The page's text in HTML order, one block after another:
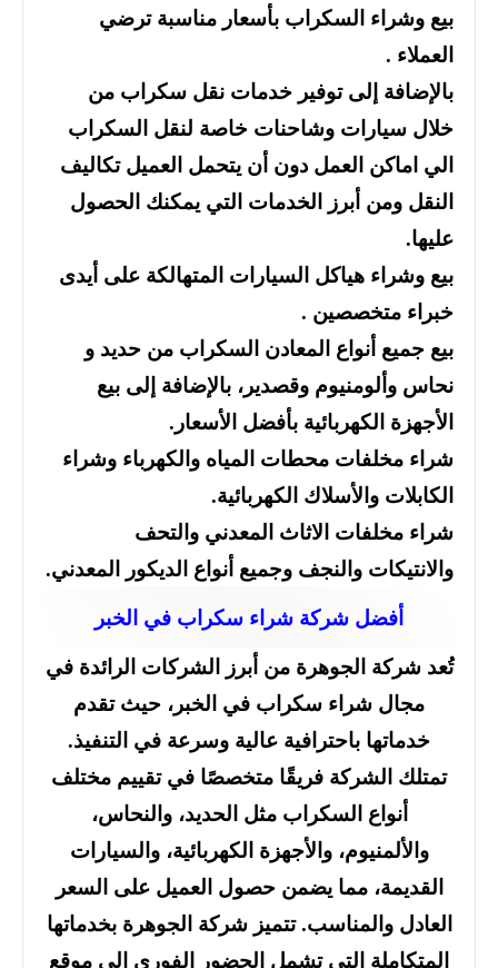
بيع وشراء السكراب بأسعار مناسبة ترضي
العملاء .
بالإضافة إلى توفير خدمات نقل سكراب من
خلال سيارات وشاحنات خاصة لنقل السكراب
الي اماكن العمل دون أن يتحمل العميل تكاليف
النقل ومن أبرز الخدمات التي يمكنك الحصول
عليها.
بيع وشراء هياكل السيارات المتهالكة على أيدى
خبراء متخصصين .
بيع جميع أنواع المعادن السكراب من حديد و
نحاس وألومنيوم وقصدير، بالإضافة إلى بيع
الأجهزة الكهربائية بأفضل الأسعار.
شراء مخلفات محطات المياه والكهرباء وشراء
الكابلات والأسلاك الكهربائية.
شراء مخلفات الاثاث المعدني والتحف
والانتيكات والنجف وجميع أنواع الديكور المعدني.
أفضل شركة شراء سكراب في الخبر
تُعد شركة الجوهرة من أبرز الشركات الرائدة في
مجال شراء سكراب في الخبر، حيث تقدم
خدماتها باحترافية عالية وسرعة في التنفيذ.
تمتلك الشركة فريقًا متخصصًا في تقييم مختلف
أنواع السكراب مثل الحديد، والنحاس،
والألمنيوم، والأجهزة الكهربائية، والسيارات
القديمة، مما يضمن حصول العميل على السعر
العادل والمناسب. تتميز شركة الجوهرة بخدماتها
المتكاملة التي تشمل الحضور الفوري إلى موقع